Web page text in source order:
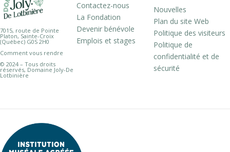
7015, route de Pointe
Platon, Sainte-Croix
(Québec) G0S 2H0
Comment vous rendre
© 2024 – Tous droits
réservés, Domaine Joly-De
Lotbinière
Contactez-nous
La Fondation
Devenir bénévole
Emplois et stages
Nouvelles
Plan du site Web
Politique des visiteurs
Politique de
confidentialité et de
sécurité